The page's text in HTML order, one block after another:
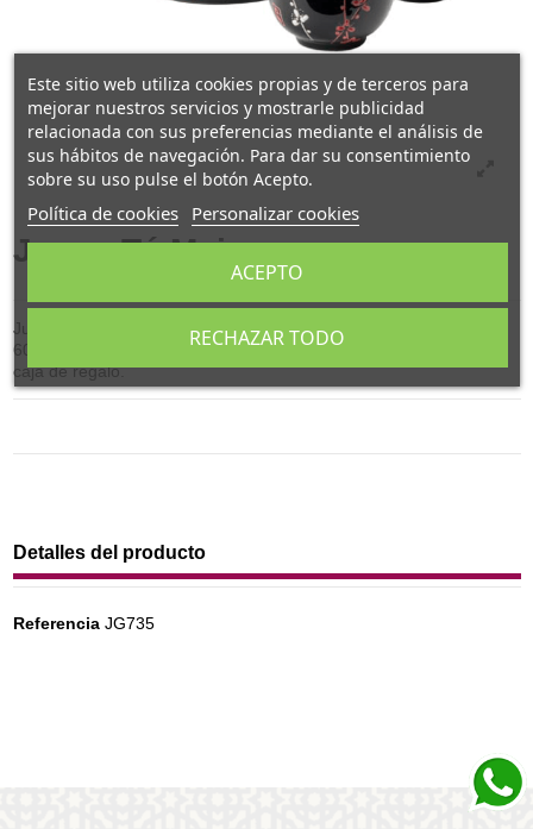
Juego Té Maje
Juego Té Negro de cerámica compuesto por tetera de capacidad
600 ml. con colador y cuatro cuencos decoración negro y rojo, en
caja de regalo.
Detalles del producto
Referencia JG735
Este sitio web utiliza cookies propias y de terceros para
mejorar nuestros servicios y mostrarle publicidad
relacionada con sus preferencias mediante el análisis de
sus hábitos de navegación. Para dar su consentimiento
sobre su uso pulse el botón Acepto.
Política de cookies Personalizar cookies
RECHAZAR TODO
ACEPTO